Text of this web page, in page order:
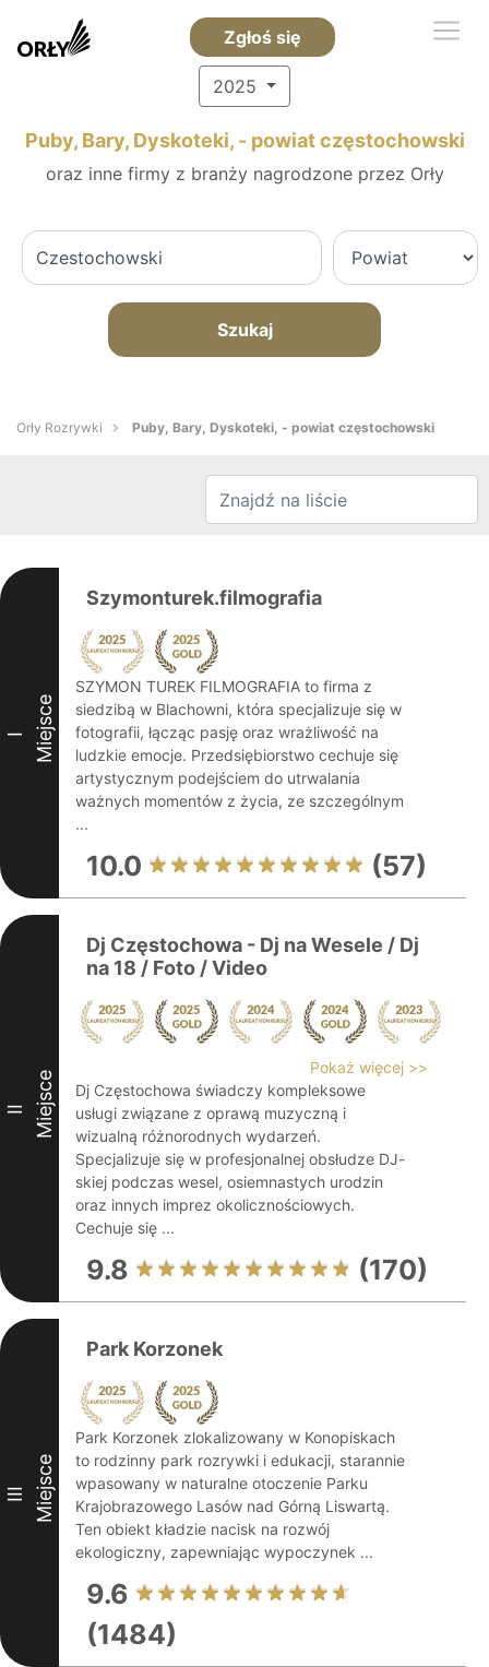
Zgłoś się
2025
Puby, Bary, Dyskoteki, - powiat częstochowski
oraz inne firmy z branży nagrodzone przez Orły
Szukaj
Orły Rozrywki Puby, Bary, Dyskoteki, - powiat częstochowski
I Miejsce
Szymonturek.filmografia
SZYMON TUREK FILMOGRAFIA to firma z
siedzibą w Blachowni, która specjalizuje się w
fotografii, łącząc pasję oraz wrażliwość na
ludzkie emocje. Przedsiębiorstwo cechuje się
artystycznym podejściem do utrwalania
ważnych momentów z życia, ze szczególnym
...
10.0 (57)
II Miejsce
Dj Częstochowa - Dj na Wesele / Dj
na 18 / Foto / Video
Pokaż więcej >>
Dj Częstochowa świadczy kompleksowe
usługi związane z oprawą muzyczną i
wizualną różnorodnych wydarzeń.
Specjalizuje się w profesjonalnej obsłudze DJ-
skiej podczas wesel, osiemnastych urodzin
oraz innych imprez okolicznościowych.
Cechuje się ...
9.8 (170)
III Miejsce
Park Korzonek
Park Korzonek zlokalizowany w Konopiskach
to rodzinny park rozrywki i edukacji, starannie
wpasowany w naturalne otoczenie Parku
Krajobrazowego Lasów nad Górną Liswartą.
Ten obiekt kładzie nacisk na rozwój
ekologiczny, zapewniając wypoczynek ...
9.6
(1484)